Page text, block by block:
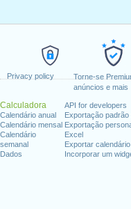
Privacy policy
Torne-se
anúncios e mais
Calculadora
Calendário anual
Calendário mensal
Calendário
semanal
Dados
API for developers
Exportação padrão
Exportação
Excel
Exportar
Incorporar um